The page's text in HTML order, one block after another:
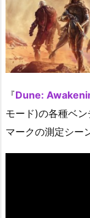
『Dune:
モード)の各種ベ
マークの測定シー